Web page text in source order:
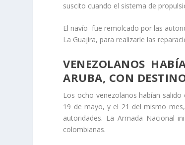
suscito cuando el sistema de
El navío fue remolcado por las
La Guajira, para realizarle las
VENEZOLANOS
ARUBA, CON
Los ocho venezolanos habían
19 de mayo, y el 21 del mismo
autoridades. La Armada Nacional
colombianas.